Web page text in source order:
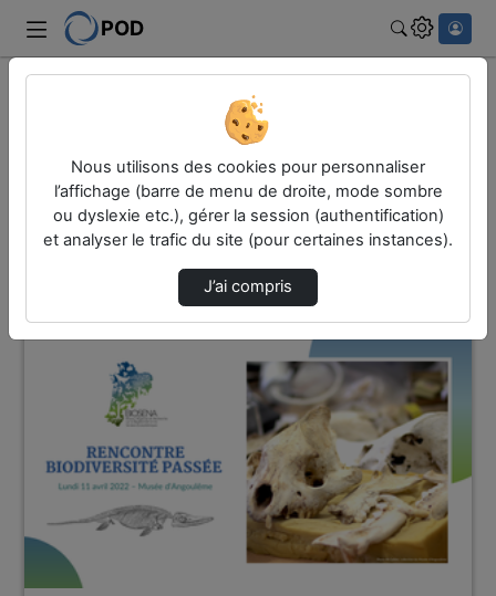
POD
1 vidéo trouvée
Audio Vidéo
Direction de tri
02:34:02
Nous utilisons des cookies pour personnaliser
l’affichage (barre de menu de droite, mode sombre
ou dyslexie etc.), gérer la session (authentification)
et analyser le trafic du site (pour certaines instances).
J’ai compris